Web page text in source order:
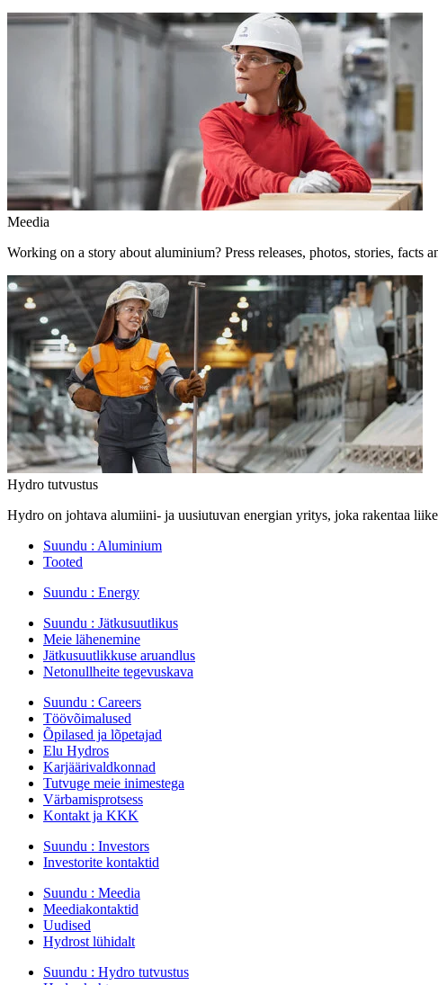
Meedia
Working on a story about aluminium? Press releases, photos, stories,
Hydro tutvustus
Hydro on johtava alumiini- ja uusiutuvan energian yritys, joka rakentaa
Suundu : Aluminium
Tooted
Suundu : Energy
Suundu : Jätkusuutlikus
Meie lähenemine
Jätkusuutlikkuse aruandlus
Netonullheite tegevuskava
Suundu : Careers
Töövõimalused
Õpilased ja lõpetajad
Elu Hydros
Karjäärivaldkonnad
Tutvuge meie inimestega
Värbamisprotsess
Kontakt ja KKK
Suundu : Investors
Investorite kontaktid
Suundu : Meedia
Meediakontaktid
Uudised
Hydrost lühidalt
Suundu : Hydro tutvustus